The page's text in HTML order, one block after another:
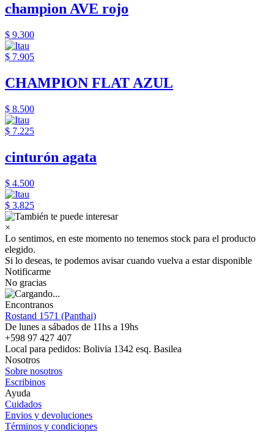
champion AVE rojo
$ 9.300
$ 7.905
CHAMPION FLAT AZUL
$ 8.500
$ 7.225
cinturón agata
$ 4.500
$ 3.825
×
Lo sentimos, en este momento no tenemos stock para el producto
elegido.
Si lo deseas, te podemos avisar cuando vuelva a estar disponible
Notificarme
No gracias
Encontranos
Rostand 1571 (Panthai)
De lunes a sábados de 11hs a 19hs
+598 97 427 407
Local para pedidos: Bolivia 1342 esq. Basilea
Nosotros
Sobre nosotros
Escribinos
Ayuda
Cuidados
Envios y devoluciones
Términos y condiciones